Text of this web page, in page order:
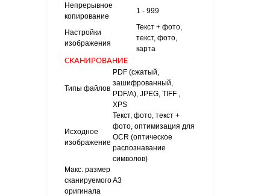
Непрерывное
копирование
1 - 999
Настройки
изображения
Текст + фото,
текст, фото,
карта
СКАНИРОВАНИЕ
Типы файлов
PDF (сжатый,
зашифрованный,
PDF/A), JPEG, TIFF ,
XPS
Исходное
изображение
Текст, фото, текст +
фото, оптимизация для
OCR (оптическое
распознавание
символов)
Макс. размер
сканируемого
оригинала
A3